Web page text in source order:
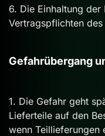
6. Die Einhaltung
Vertragspflichten
Gefahrübergang
1. Die Gefahr geht
Lieferteile auf den
wenn